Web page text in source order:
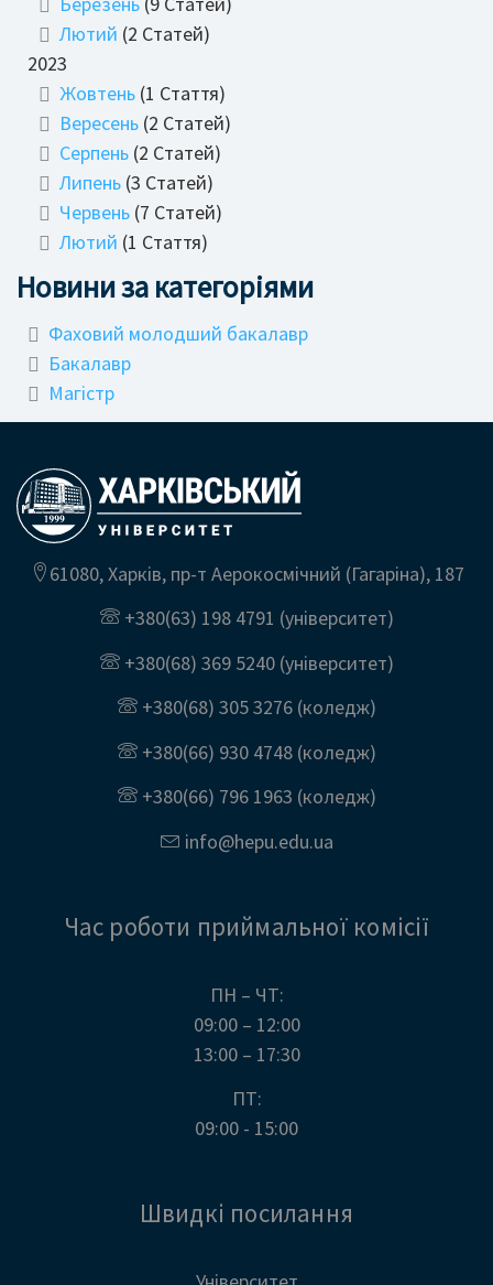
Лютий (2 Статей)
2023
Жовтень (1 Стаття)
Вересень (2 Статей)
Серпень (2 Статей)
Липень (3 Статей)
Червень (7 Статей)
Лютий (1 Стаття)
Новини за категоріями
Фаховий молодший бакалавр
Бакалавр
Магістр
61080, Харків, пр-т Аерокосмічний (Гагаріна), 187
+380(63) 198 4791 (університет)
+380(68) 369 5240(університет)
+380(68) 305 3276(коледж)
+380(66) 930 4748(коледж)
+380(66) 796 1963 (коледж)
info@hepu.edu.ua
Час роботи приймальної комісії
ПН – ЧТ:
09:00 – 12:00
13:00 – 17:30
ПТ:
09:00 - 15:00
Швидкі посилання